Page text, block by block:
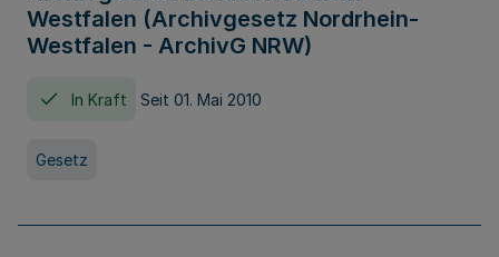
Westfalen (Archivgesetz Nordrhein-
Westfalen - ArchivG NRW)
In Kraft Seit 01. Mai 2010
Gesetz